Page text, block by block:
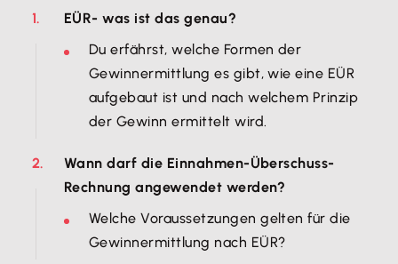
​EÜR- was ist das genau?
Du erfährst, welche Formen der
Gewinnermittlung es gibt, wie eine EÜR
aufgebaut ist und nach welchem Prinzip
der Gewinn ermittelt wird.
Wann darf die Einnahmen-Überschuss-
Rechnung angewendet werden?
Welche Voraussetzungen gelten für die
Gewinnermittlung nach EÜR?